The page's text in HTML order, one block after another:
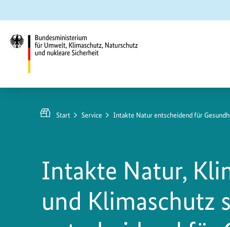
Hauptinhalt
springen
Suche
springen
Hauptnavigation
springen
Umwelt,
Klimaschutz,
nukleare
Sicherheit
Start Service Intakte Natur entscheidend für
Intakte Natur,
und Klimaschutz